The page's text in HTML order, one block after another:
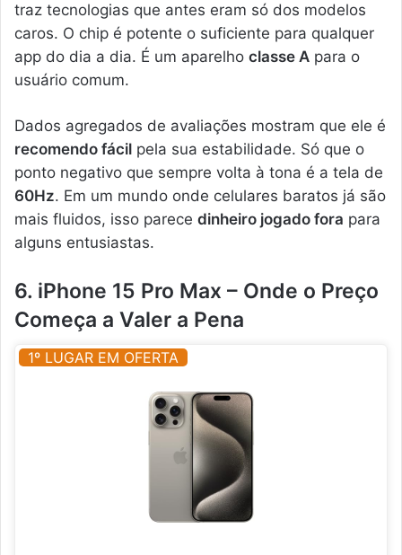
traz tecnologias que antes eram só dos modelos
caros. O chip é potente o suficiente para qualquer
app do dia a dia. É um aparelho classe A para o
usuário comum.
Dados agregados de avaliações mostram que ele é
recomendo fácil pela sua estabilidade. Só que o
ponto negativo que sempre volta à tona é a tela de
60Hz. Em um mundo onde celulares baratos já são
mais fluidos, isso parece dinheiro jogado fora para
alguns entusiastas.
6. iPhone 15 Pro Max – Onde o Preço
Começa a Valer a Pena
1º LUGAR EM OFERTA